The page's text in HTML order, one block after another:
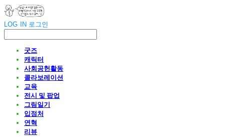
LOG IN 로그인
굿즈
캐릭터
사회공헌활동
콜라보레이션
교육
전시 및 팝업
그림일기
입점처
연혁
리뷰